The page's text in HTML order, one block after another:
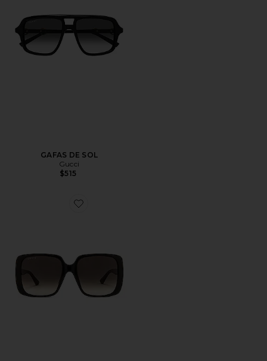
GAFAS DE SOL
Gucci
$515
Favorite GAFAS DE SOL LOGO SQUARE